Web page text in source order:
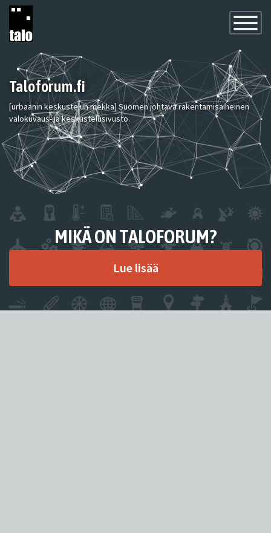
Toggle
Taloforum.fi
[urbaanin keskustelun mekka] Suomen johtava rakentamisaiheinen
valokuvaus- ja keskustelusivusto.
MIKÄ ON TALOFORUM?
Lue lisää